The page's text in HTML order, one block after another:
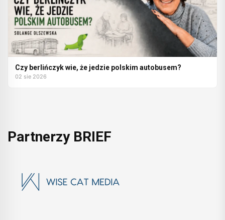
Czy berlińczyk wie, że jedzie polskim autobusem?
02 sie 2026
Partnerzy BRIEF